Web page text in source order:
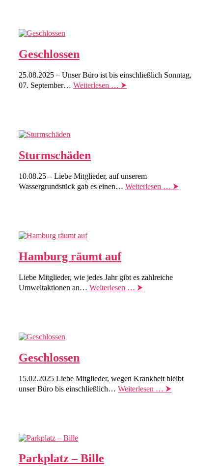
Geschlossen
25.08.2025 – Unser Büro ist bis einschließlich Sonntag,
07. September… Weiterlesen … ⮞
Sturmschäden
10.08.25 – Liebe Mitglieder, auf unserem
Wassergrundstück gab es einen… Weiterlesen … ⮞
Hamburg räumt auf
Liebe Mitglieder, wie jedes Jahr gibt es zahlreiche
Umweltaktionen an… Weiterlesen … ⮞
Geschlossen
15.02.2025 Liebe Mitglieder, wegen Krankheit bleibt
unser Büro bis einschließlich… Weiterlesen … ⮞
Parkplatz – Bille